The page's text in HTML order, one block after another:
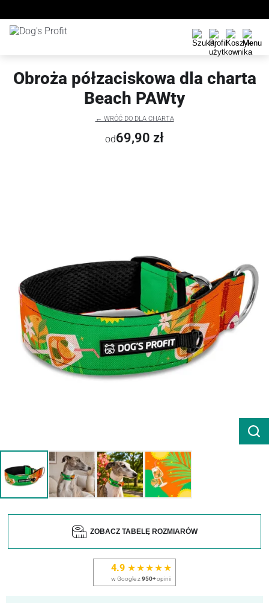
Obroża półzaciskowa dla charta
Beach PAWty
← WRÓĆ DO DLA CHARTA
od69,90 zł
ZOBACZ TABELĘ ROZMIARÓW
4.9 ★★★★★
w Google z950+opinii